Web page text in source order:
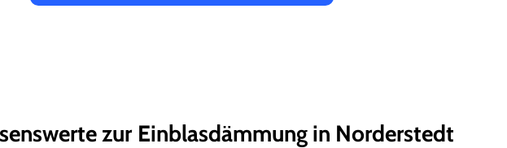
zur Einblasdämmung in Norderstedt